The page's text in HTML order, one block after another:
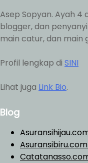
Asep Sopyan. Ayah 4
blogger, dan
main catur, dan main
Profil lengkap di SINI
Lihat juga Link Bio.
Blog